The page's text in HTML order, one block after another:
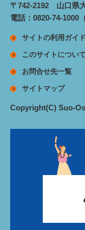
〒742-2192 山口県
電話：0820-74-1000
サイトの利用ガイド
このサイトについて
お問合せ先一覧
サイトマップ
Copyright(C) Suo-